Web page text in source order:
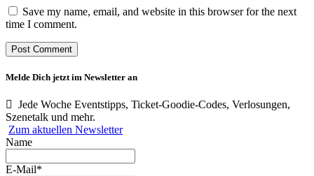
Save my name, email, and website in this browser for the next
time I comment.
Melde Dich jetzt im Newsletter an
Jede Woche Eventstipps, Ticket-Goodie-Codes, Verlosungen,
Szenetalk und mehr.
Zum aktuellen Newsletter
Name
E-Mail*